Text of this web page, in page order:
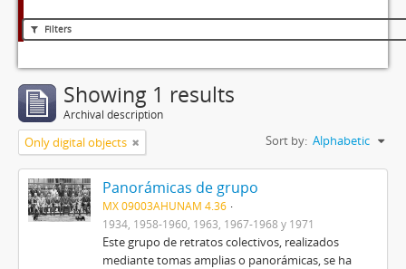
Filters
Showing 1 results
Archival description
Only digital objects Sort by: Alphabetic
Panorámicas de grupo
MX 09003AHUNAM 4.36
1934, 1958-1960, 1963, 1967-1968 y 1971
Este grupo de retratos colectivos, realizados
mediante tomas amplias o panorámicas, se ha